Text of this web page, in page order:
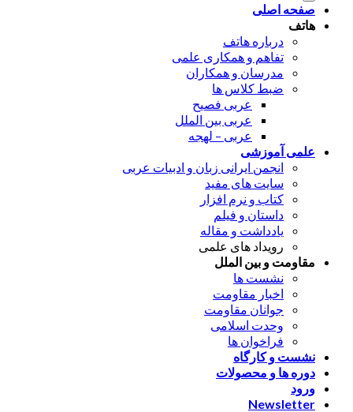
صفحه اصلی
هاتف
درباره هاتف
تفاهم و همکاری علمی
مدرسان و همکاران
ضبط کلاس ها
عربی فصیح
عربی بین الملل
عربی – لهجه
علمی آموزشی
انجمن ایرانی زبان و ادبیات عربی
سایت های مفید
کتاب و نرم افزار
داستان و فیلم
یادداشت و مقاله
رویداد های علمی
مقاومت و بین الملل
نشست ها
اخبار مقاومت
جوانان مقاومت
وحدت اسلامی
فراخوان ها
نشست و کارگاه
دوره ها و محصولات
ورود
Newsletter